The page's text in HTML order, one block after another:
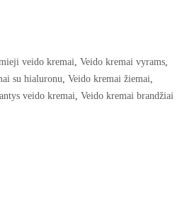
veido kremai, Veido kremai vyrams,
su hialuronu, Veido kremai žiemai,
veido kremai, Veido kremai brandžiai